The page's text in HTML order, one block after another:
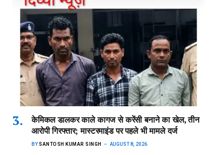
केमिकल डालकर काले कागज से करेंसी बनाने का खेल, तीन
आरोपी गिरफ्तार; मास्टरमाइंड पर पहले भी मामले दर्ज
BY SANTOSH KUMAR SINGH AUGUST 8, 2026